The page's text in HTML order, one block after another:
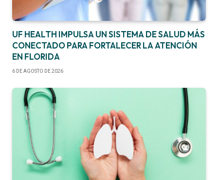
UF HEALTH IMPULSA UN SISTEMA DE SALUD MÁS
CONECTADO PARA FORTALECER LA ATENCIÓN
EN FLORIDA
6 DE AGOSTO DE 2026